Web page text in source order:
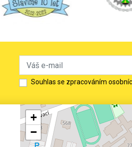
Souhlas se zpracováním
+
−